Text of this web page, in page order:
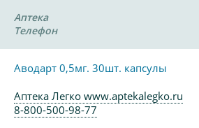
Аптека
Телефон
Аводарт 0,5мг. 30шт. капсулы
Аптека Легко www.aptekalegko.ru
8-800-500-98-77